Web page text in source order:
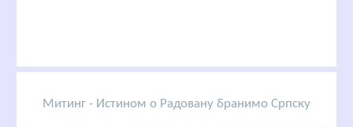
Митинг - Истином о Радовану бранимо Српску